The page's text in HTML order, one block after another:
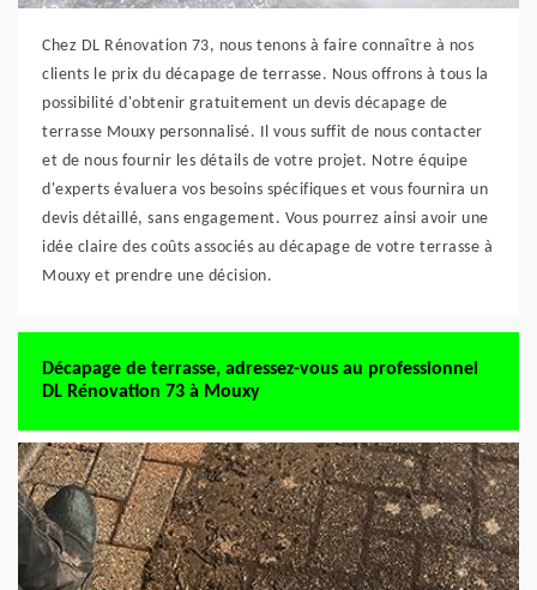
Chez DL Rénovation 73, nous tenons à faire connaître à nos
clients le prix du décapage de terrasse. Nous offrons à tous la
possibilité d'obtenir gratuitement un devis décapage de
terrasse Mouxy personnalisé. Il vous suffit de nous contacter
et de nous fournir les détails de votre projet. Notre équipe
d'experts évaluera vos besoins spécifiques et vous fournira un
devis détaillé, sans engagement. Vous pourrez ainsi avoir une
idée claire des coûts associés au décapage de votre terrasse à
Mouxy et prendre une décision.
Décapage de terrasse, adressez-vous au professionnel
DL Rénovation 73 à Mouxy